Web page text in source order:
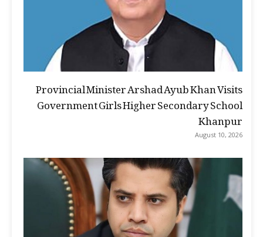
Provincial Minister Arshad Ayub Khan Visits
Government Girls Higher Secondary School
Khanpur
August 10, 2026